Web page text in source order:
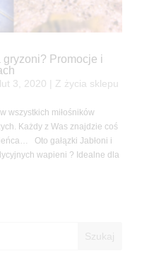
Promocje i
lut 3, 2020 Z życia sklepu
wszystkich miłośników
Każdy z Was znajdzie coś
Oto gałązki Jabłoni i
wapieni ? Idealne dla